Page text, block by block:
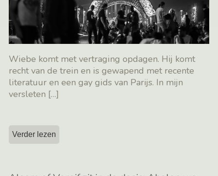
Wiebe komt met vertraging opdagen. Hij komt
recht van de trein en is gewapend met recente
literatuur en een gay gids van Parijs. In mijn
versleten […]
Verder lezen